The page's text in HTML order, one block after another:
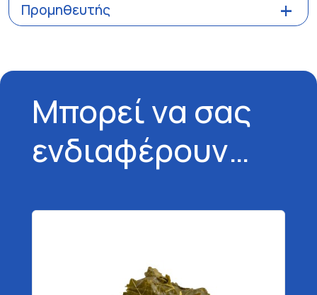
Προμηθευτής
Μπορεί να σας
ενδιαφέρουν…